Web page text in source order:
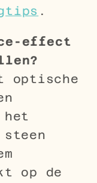
.
effect
optische
op de